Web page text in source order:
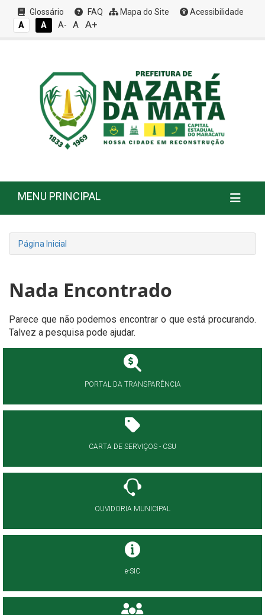
Glossário FAQ Mapa do Site
Acessibilidade
A
A A- A A+
MENU PRINCIPAL
Página Inicial
Nada Encontrado
Parece que não podemos encontrar o que está procurando.
Talvez a pesquisa pode ajudar.
PORTAL DA TRANSPARÊNCIA
CARTA DE SERVIÇOS - CSU
OUVIDORIA MUNICIPAL
e-SIC